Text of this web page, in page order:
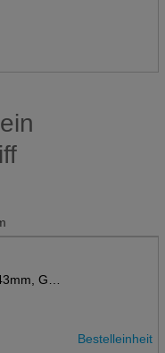
Griff
blau
Bestelleinheit